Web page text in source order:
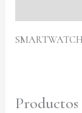
Productos